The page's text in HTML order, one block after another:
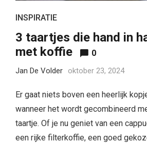
INSPIRATIE
3 taartjes die hand in
met koffie
0
Jan De Volder oktober 23, 2024
Er gaat niets boven een heerlijk
wanneer het wordt gecombineerd
taartje. Of je nu geniet van een
een rijke filterkoffie, een goed